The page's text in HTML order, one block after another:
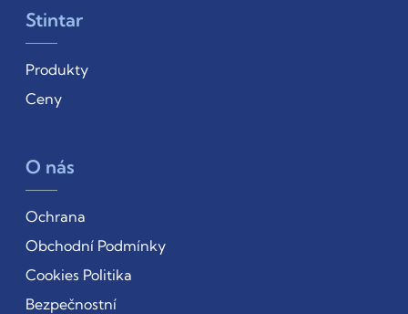
Stintar
Produkty
Ceny
O nás
Ochrana
Obchodní Podmínky
Cookies Politika
Bezpečnostní